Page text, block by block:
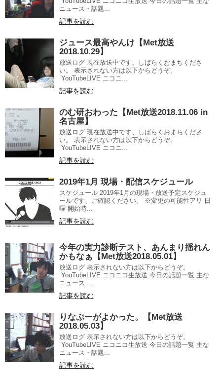
ニュース・話題...
記事を読む
ジュース最高やんけ【Met放送
2018.10.29】
放送ログ 現在放送中です、しばらくおまちくださ
い。 表示されない方は以下からどうぞ。
YouTubeLIVE ニコニ...
記事を読む
のむ研おわった【Met放送2018.11.06 in
名古屋】
放送ログ 現在放送中です、しばらくおまちくださ
い。 表示されない方は以下からどうぞ。
YouTubeLIVE ニコニ...
記事を読む
2019年1月 現場・配信スケジュール
スケジュール 2019年1月の現場・放送予定スケジュ
ールです、ご確認ください。 ※変更の可能性アリ 日
曜 開始時...
記事を読む
今年の実力診断テスト、あんまり揺れん
かもなぁ【Met放送2018.05.01】
放送ログ 表示されない方は以下からどうぞ。
YouTubeLIVE ニコニコ生放送 今日の話題一覧 主な
ニュース ...
記事を読む
りなぷーがよかった。【Met放送
2018.05.03】
放送ログ 表示されない方は以下からどうぞ。
YouTubeLIVE ニコニコ生放送 今日の話題一覧 主な
ニュース・話題...
記事を読む